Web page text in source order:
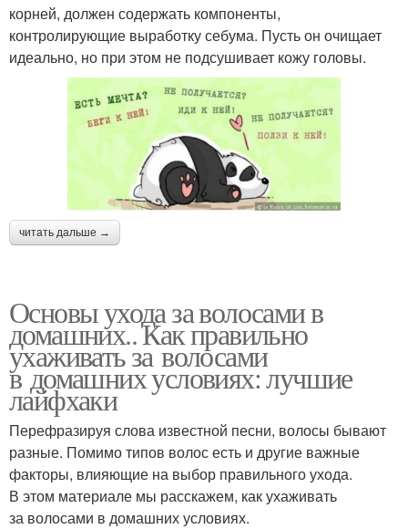
корней, должен содержать компоненты,
контролирующие выработку себума. Пусть он очищает
идеально, но при этом не подсушивает кожу головы.
читать дальше →
Основы ухода за волосами в
домашних.. Как правильно
ухаживать за волосами
в домашних условиях: лучшие
лайфхаки
Перефразируя слова известной песни, волосы бывают
разные. Помимо типов волос есть и другие важные
факторы, влияющие на выбор правильного ухода.
В этом материале мы расскажем, как ухаживать
за волосами в домашних условиях.